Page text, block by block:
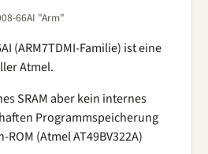
66AI "Arm"
(ARM7TDMI-Familie) ist eine
Atmel.
SRAM aber kein internes
Programmspeicherung
(Atmel AT49BV322A)